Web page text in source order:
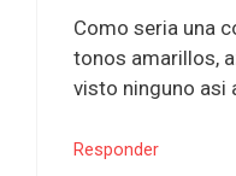
Como seria una
tonos amarillos,
visto ninguno asi
Responder